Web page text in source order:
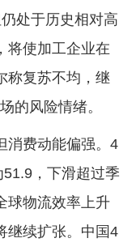
处于历史相对高
将使加工企业在
称复苏不均，继
的风险情绪。
消费动能偏强。4
，下滑超过季
球物流效率上升
继续扩张。中国4